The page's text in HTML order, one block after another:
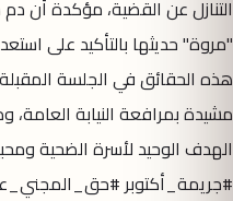
التنازل عن القضية، مؤكدة أن
"مروة" حديثها بالتأكيد على
هذه الحقائق في الجلسة
مشيدة بمرافعة النيابة
الهدف الوحيد لأسرة الضحية
#جريمة_أكتوبر